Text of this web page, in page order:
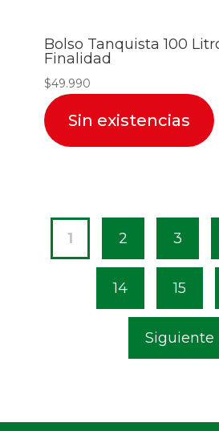
Bolso Tanquista 100
Finalidad
$49.990
Sin existencias
1 2 3
14 15
Siguiente